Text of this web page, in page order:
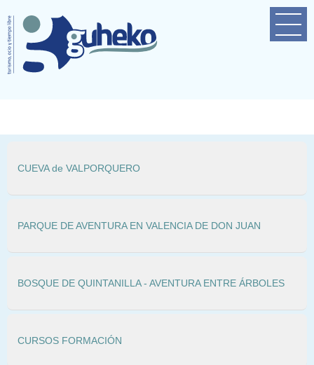
Home
Empresa
CUEVA de VALPORQUERO
PARQUE DE AVENTURA EN VALENCIA DE DON JUAN
BOSQUE DE QUINTANILLA - AVENTURA ENTRE ÁRBOLES
CURSOS FORMACIÓN